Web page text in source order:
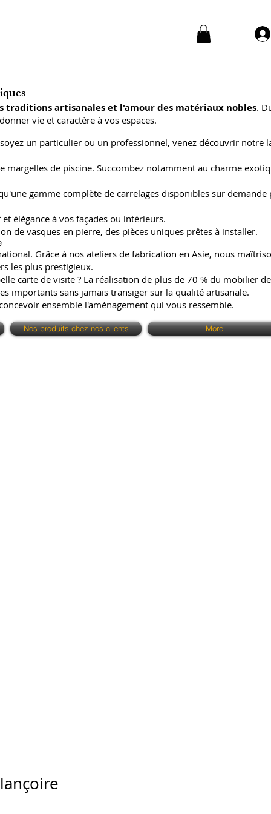
traditions artisanales et l'amour des matériaux nobles.
vie et caractère à vos espaces.
un particulier ou un professionnel, venez découvrir notre
margelles de piscine. Succombez notamment au charme
gamme complète de carrelages disponibles sur demande
élégance à vos façades ou intérieurs.
de vasques en pierre, des pièces uniques prêtes à installer.
Grâce à nos ateliers de fabrication en Asie, nous
les plus prestigieux.
carte de visite ? La réalisation de plus de 70 % du mobilier
importants sans jamais transiger sur la qualité artisanale.
ensemble l'aménagement qui vous ressemble.
Nos produits chez nos clients More